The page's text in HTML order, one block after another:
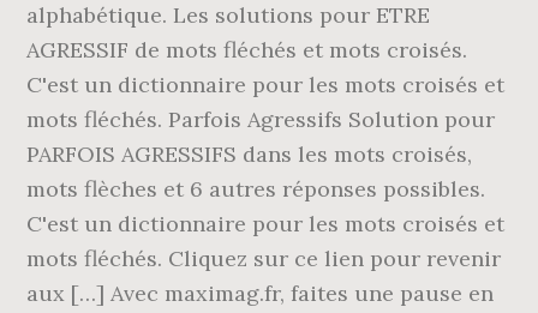
alphabétique. Les solutions pour ETRE
AGRESSIF de mots fléchés et mots croisés.
C'est un dictionnaire pour les mots croisés et
mots fléchés. Parfois Agressifs Solution pour
PARFOIS AGRESSIFS dans les mots croisés,
mots flèches et 6 autres réponses possibles.
C'est un dictionnaire pour les mots croisés et
mots fléchés. Cliquez sur ce lien pour revenir
aux […] Avec maximag.fr, faites une pause en